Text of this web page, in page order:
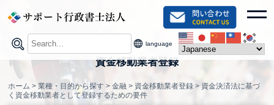
content
language
資金移動業者登録
ホーム >業種・目的から探す >金融 > 資金移動業者登録 > 資金決済法に基づ
く資金移動業者として登録するための要件